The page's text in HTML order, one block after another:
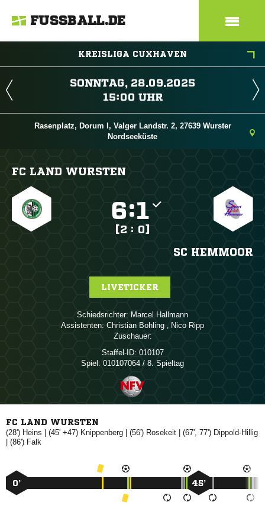
FUSSBALL.DE
KREISLIGA CUXHAVEN
 
 
Rasenplatz, Dorum I, Valger Landstr. 2, 27639 Wurster
Nordseeküste
FC LAND WURSTEN
:
[2 : 0]
SC HEMMOOR
LIVETICKER
Schiedsrichter:  
Assistenten:   ,  
Zuschauer:
Staffel-ID: 010107
Spiel: 010107064 / 8. Spieltag
FC LAND WURSTEN
(28')  | (45' +47)  | (56')  | (67', 77') 
| (86') 
0’ 45’